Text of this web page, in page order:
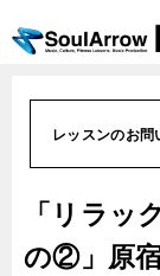
レッスンのお問
「リラッ
の②」原